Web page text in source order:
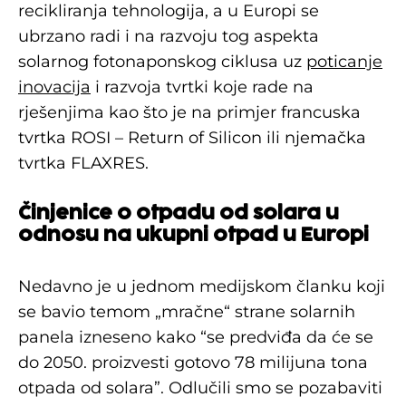
recikliranja tehnologija, a u Europi se
ubrzano radi i na razvoju tog aspekta
solarnog fotonaponskog ciklusa uz poticanje
inovacija i razvoja tvrtki koje rade na
rješenjima kao što je na primjer francuska
tvrtka ROSI – Return of Silicon ili njemačka
tvrtka FLAXRES.
Činjenice o otpadu od solara u
odnosu na ukupni otpad u Europi
Nedavno je u jednom medijskom članku koji
se bavio temom „mračne“ strane solarnih
panela izneseno kako “se predviđa da će se
do 2050. proizvesti gotovo 78 milijuna tona
otpada od solara”. Odlučili smo se pozabaviti